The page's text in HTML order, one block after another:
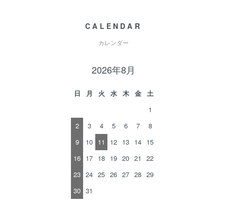
CALENDAR
カレンダー
2026年8月
日 月 火 水 木 金
土
1
2
3 4 5 6 7
8
9
10 11 12 13 14 15
16 17 18 19 20 21
22
23 24 25 26 27 28 29
30 31